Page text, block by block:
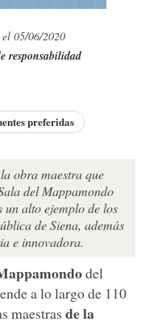
05/06/2020
responsabilidad
preferidas
obra maestra que
del Mappamondo
un alto ejemplo de los
de Siena, además
e innovadora.
del
a lo largo de 110
maestras de la